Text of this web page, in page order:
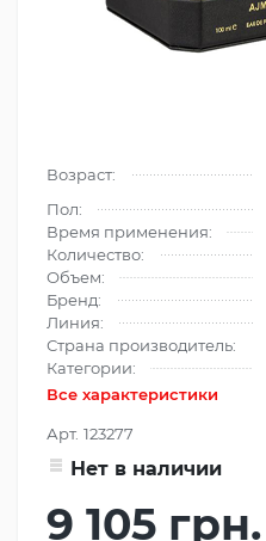
Возраст:
Пол:
Время применения:
Количество:
Объем:
Бренд:
Линия:
Страна производитель:
Категории:
Все характеристики
Арт. 123277
Нет в наличии
9 105 грн.